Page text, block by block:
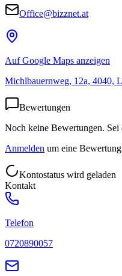
Office@bizznet.at
Auf Google Maps anzeigen
Michlbauernweg, 12a, 4040,
Bewertungen
Noch keine Bewertungen. Sei
Anmelden um eine
Kontostatus wird geladen
Kontakt
Telefon
0720890057